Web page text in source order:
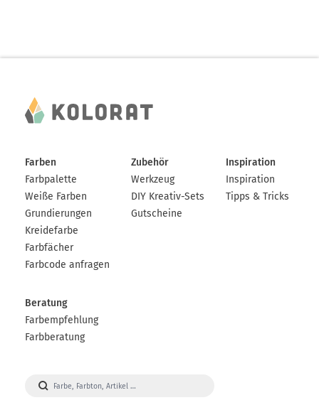
Farben
Farbpalette
Weiße Farben
Grundierungen
Kreidefarbe
Farbfächer
Farbcode anfragen
Zubehör
Werkzeug
DIY Kreativ-Sets
Gutscheine
Inspiration
Inspiration
Tipps & Tricks
Beratung
Farbempfehlung
Farbberatung